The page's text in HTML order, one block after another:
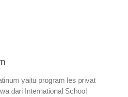
yaitu program les privat
dari International School